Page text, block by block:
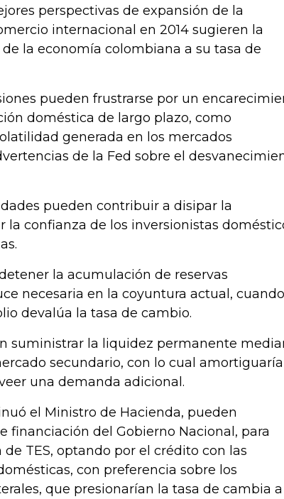
perspectivas de expansión de la
internacional en 2014 sugieren la
la economía colombiana a su tasa de
pueden frustrarse por un
doméstica de largo plazo, como
generada en los mercados
de la Fed sobre el
pueden contribuir a disipar la
la confianza de los inversionistas
la acumulación de reservas
necesaria en la coyuntura actual,
devalúa la tasa de cambio.
suministrar la liquidez permanente
secundario, con lo cual
una demanda adicional.
el Ministro de Hacienda, pueden
financiación del Gobierno Nacional, para
TES, optando por el crédito con las
con preferencia sobre los
que presionarían la tasa de cambia a